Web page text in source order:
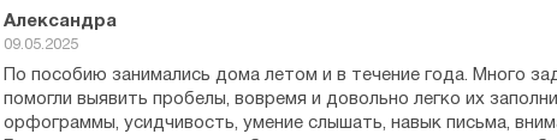
Александра
09.05.2025
По пособию занимались дома летом и в течение года. Много
помогли выявить пробелы, вовремя и довольно легко их
орфограммы, усидчивость, умение слышать, навык письма,